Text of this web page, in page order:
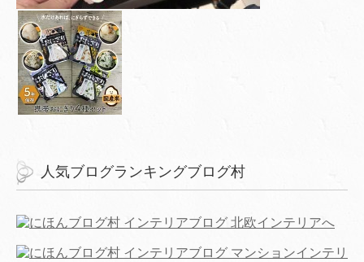
人気ブログランキングブログ村